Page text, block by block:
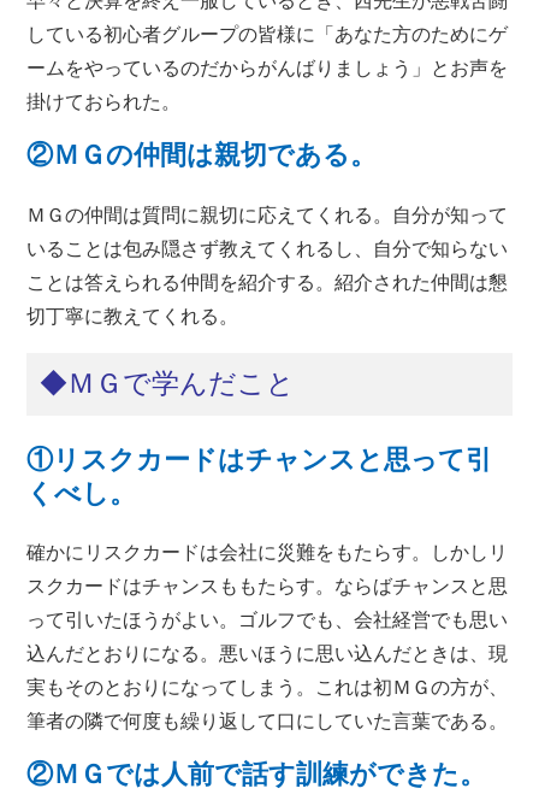
している初心者グループの皆様に「あなた方のためにゲ
ームをやっているのだからがんばりましょう」とお声を
掛けておられた。
②ＭＧの仲間は親切である。
ＭＧの仲間は質問に親切に応えてくれる。自分が知って
いることは包み隠さず教えてくれるし、自分で知らない
ことは答えられる仲間を紹介する。紹介された仲間は懇
切丁寧に教えてくれる。
◆ＭＧで学んだこと
①リスクカードはチャンスと思って引
くべし。
確かにリスクカードは会社に災難をもたらす。しかしリ
スクカードはチャンスももたらす。ならばチャンスと思
って引いたほうがよい。ゴルフでも、会社経営でも思い
込んだとおりになる。悪いほうに思い込んだときは、現
実もそのとおりになってしまう。これは初ＭＧの方が、
筆者の隣で何度も繰り返して口にしていた言葉である。
②ＭＧでは人前で話す訓練ができた。